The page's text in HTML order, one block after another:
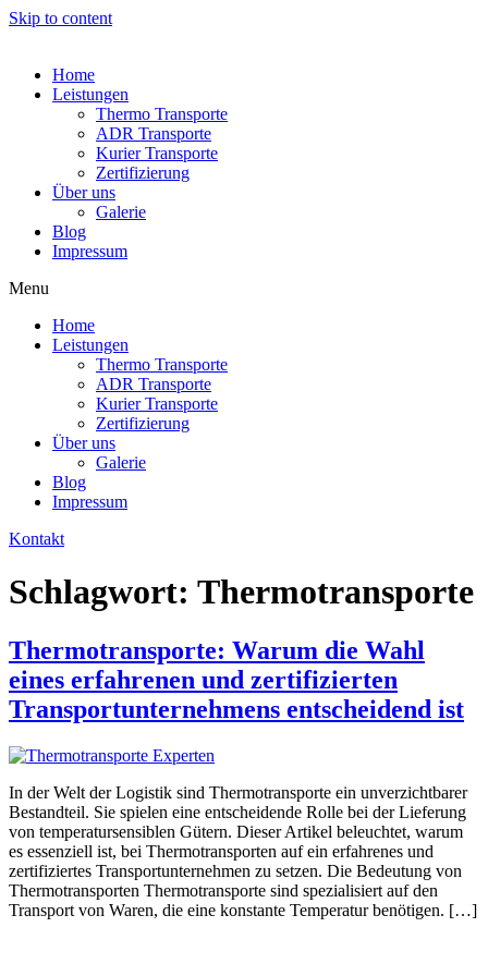
Skip to content
Home
Leistungen
Thermo Transporte
ADR Transporte
Kurier Transporte
Zertifizierung
Über uns
Galerie
Blog
Impressum
Menu
Home
Leistungen
Thermo Transporte
ADR Transporte
Kurier Transporte
Zertifizierung
Über uns
Galerie
Blog
Impressum
Kontakt
Schlagwort: Thermotransporte
Thermotransporte: Warum die Wahl
eines erfahrenen und zertifizierten
Transportunternehmens entscheidend ist
In der Welt der Logistik sind Thermotransporte ein unverzichtbarer
Bestandteil. Sie spielen eine entscheidende Rolle bei der Lieferung
von temperatursensiblen Gütern. Dieser Artikel beleuchtet, warum
es essenziell ist, bei Thermotransporten auf ein erfahrenes und
zertifiziertes Transportunternehmen zu setzen. Die Bedeutung von
Thermotransporten Thermotransporte sind spezialisiert auf den
Transport von Waren, die eine konstante Temperatur benötigen. […]